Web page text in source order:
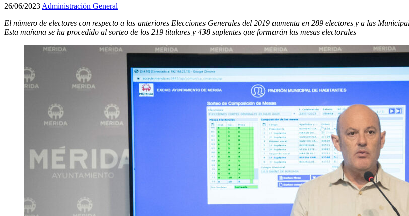
26/06/2023Administración General
El número de electores con respecto a las anteriores Elecciones Generales del 2019 aumenta en 289 electores y a las
Esta mañana se ha procedido al sorteo de los 219 titulares y 438 suplentes que formarán las mesas electorales